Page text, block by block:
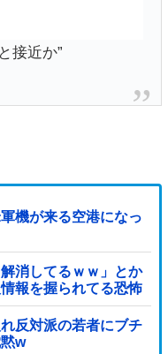
接近か”
機が来る空港になっ
消してるｗｗ」とか
報を握られてる恐怖
反対派の若者にブチ
w